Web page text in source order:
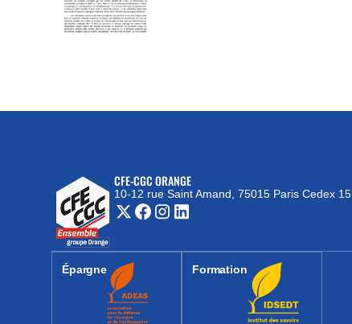
CFE-CGC ORANGE
10-12 rue Saint Amand, 75015 Paris Cedex 15
(nouvelle fenêtre)
Épargne
(nouvelle fenêtre) Formation
(nouvelle fenêtre)